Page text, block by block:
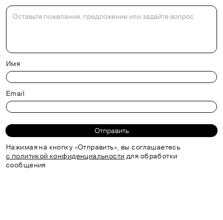
Имя
Email
Отправить
Нажимая на кнопку «Отправить», вы соглашаетесь
с политикой конфиденциальности для обработки
сообщения